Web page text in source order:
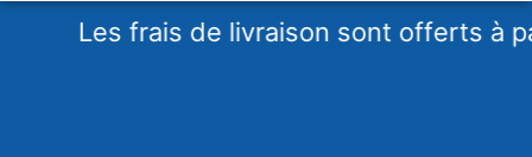
Les frais de livraison sont offerts à partir